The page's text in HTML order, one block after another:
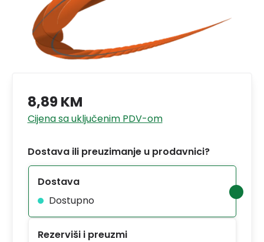
8,89 KM
Cijena sa uključenim PDV-om
Dostava ili preuzimanje u prodavnici?
Dostava
Dostupno
Rezerviši i preuzmi